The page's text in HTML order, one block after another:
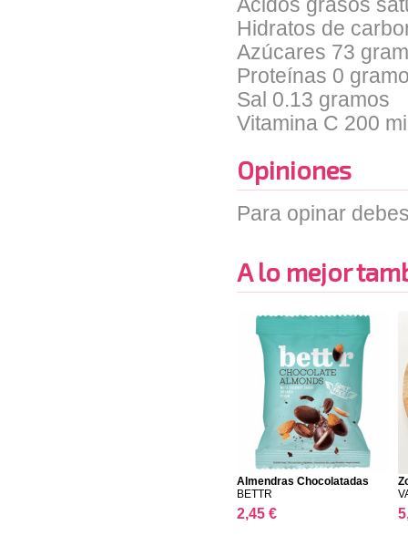
Ácidos grasos
Hidratos de
Azúcares 73
Proteínas 0
Sal 0.13 gramos
Vitamina C 200
Opiniones
Para opinar
A lo mejor
Almendras Chocolatadas
BETTR
2,45 €